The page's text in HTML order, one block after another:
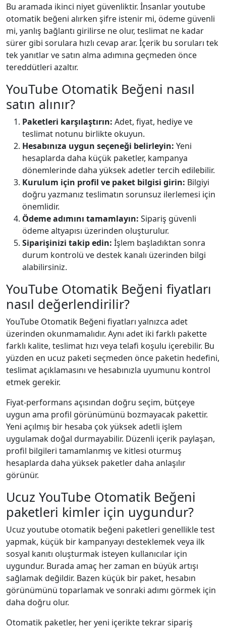
Bu aramada ikinci niyet güvenliktir. İnsanlar youtube
otomatik beğeni alırken şifre istenir mi, ödeme güvenli
mi, yanlış bağlantı girilirse ne olur, teslimat ne kadar
sürer gibi sorulara hızlı cevap arar. İçerik bu soruları tek
tek yanıtlar ve satın alma adımına geçmeden önce
tereddütleri azaltır.
YouTube Otomatik Beğeni nasıl
satın alınır?
Paketleri karşılaştırın: Adet, fiyat, hediye ve
teslimat notunu birlikte okuyun.
Hesabınıza uygun seçeneği belirleyin: Yeni
hesaplarda daha küçük paketler, kampanya
dönemlerinde daha yüksek adetler tercih edilebilir.
Kurulum için profil ve paket bilgisi girin: Bilgiyi
doğru yazmanız teslimatın sorunsuz ilerlemesi için
önemlidir.
Ödeme adımını tamamlayın: Sipariş güvenli
ödeme altyapısı üzerinden oluşturulur.
Siparişinizi takip edin: İşlem başladıktan sonra
durum kontrolü ve destek kanalı üzerinden bilgi
alabilirsiniz.
YouTube Otomatik Beğeni fiyatları
nasıl değerlendirilir?
YouTube Otomatik Beğeni fiyatları yalnızca adet
üzerinden okunmamalıdır. Aynı adet iki farklı pakette
farklı kalite, teslimat hızı veya telafi koşulu içerebilir. Bu
yüzden en ucuz paketi seçmeden önce paketin hedefini,
teslimat açıklamasını ve hesabınızla uyumunu kontrol
etmek gerekir.
Fiyat-performans açısından doğru seçim, bütçeye
uygun ama profil görünümünü bozmayacak pakettir.
Yeni açılmış bir hesaba çok yüksek adetli işlem
uygulamak doğal durmayabilir. Düzenli içerik paylaşan,
profil bilgileri tamamlanmış ve kitlesi oturmuş
hesaplarda daha yüksek paketler daha anlaşılır
görünür.
Ucuz YouTube Otomatik Beğeni
paketleri kimler için uygundur?
Ucuz youtube otomatik beğeni paketleri genellikle test
yapmak, küçük bir kampanyayı desteklemek veya ilk
sosyal kanıtı oluşturmak isteyen kullanıcılar için
uygundur. Burada amaç her zaman en büyük artışı
sağlamak değildir. Bazen küçük bir paket, hesabın
görünümünü toparlamak ve sonraki adımı görmek için
daha doğru olur.
Otomatik paketler, her yeni içerikte tekrar sipariş